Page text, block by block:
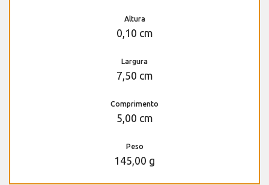
Altura
0,10 cm
Largura
7,50 cm
Comprimento
5,00 cm
Peso
145,00 g